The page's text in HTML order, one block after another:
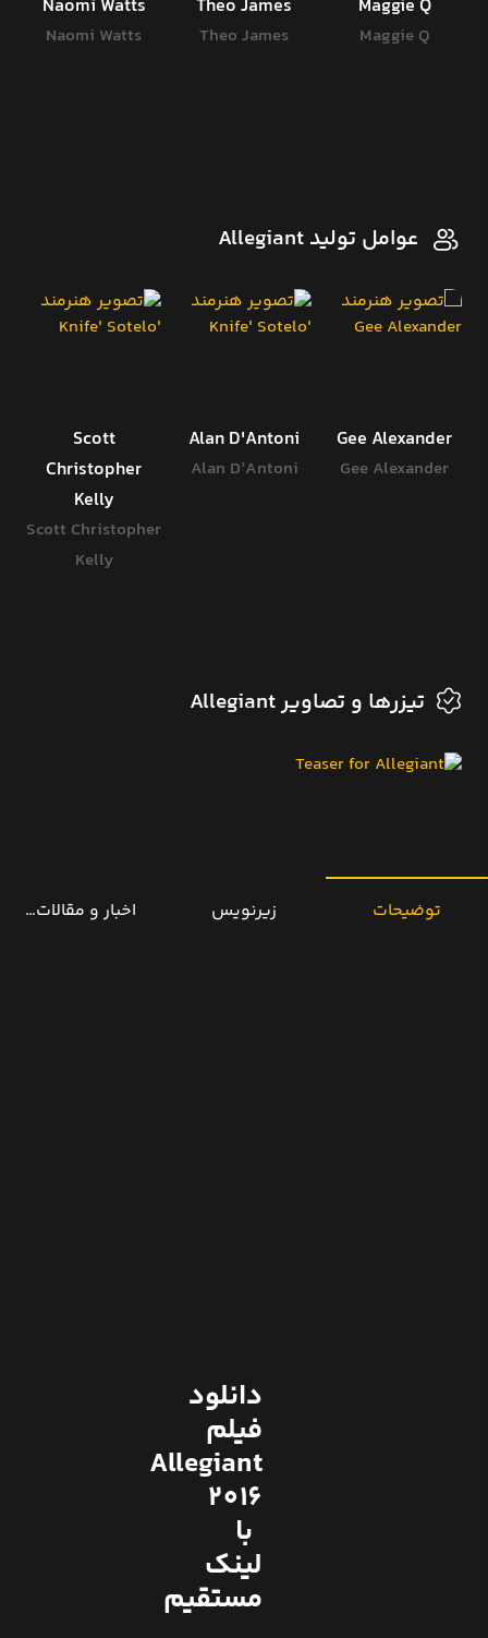
Maggie Q
Maggie Q
Theo James
Theo James
Naomi Watts
Naomi Watts
عوامل تولید Allegiant
Gee Alexander
Gee Alexander
Alan D'Antoni
Alan D’Antoni
Scott
Christopher
Kelly
Scott Christopher
Kelly
تیزرها و تصاویر Allegiant
توضیحات زیرنویس اخبار و مقالات
دانلود
فیلم
Allegiant
2016
با
لینک
مستقیم